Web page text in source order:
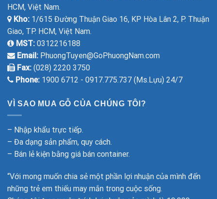
HCM, Việt Nam.
Kho: 1/615 Đường Thuận Giao 16, KP Hòa Lân 2, P. Thuận
Giao, TP. HCM, Việt Nam.
MST: 0312216188
Email: PhuongTuyen@GoPhuongNam.com
Fax: (028) 2220 3750
Phone: 1900 6712 - 0917.775.737 (Ms.Lựu) 24/7
VÌ SAO MUA GỖ CỦA CHÚNG TÔI?
– Nhập khẩu trực tiếp.
– Đa dạng sản phẩm, quy cách.
– Bán lẻ kiện bằng giá bán container.
“Với mong muốn chia sẻ một phần lợi nhuận của mình đến
những trẻ em thiếu may mắn trong cuộc sống.